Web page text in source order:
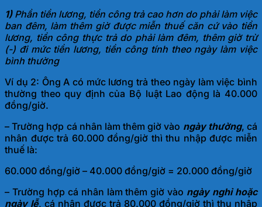
1) Phần tiền lương, tiền công trả cao hơn do phải làm việc
ban đêm, làm thêm giờ được miễn thuế căn cứ vào tiền
lương, tiền công thực trả do phải làm đêm, thêm giờ trừ
(-) đi mức tiền lương, tiền công tính theo ngày làm việc
bình thường
Ví dụ 2: Ông A có mức lương trả theo ngày làm việc bình
thường theo quy định của Bộ luật Lao động là 40.000
đồng/giờ.
– Trường hợp cá nhân làm thêm giờ vào ngày thường, cá
nhân được trả 60.000 đồng/giờ thì thu nhập được miễn
thuế là:
60.000 đồng/giờ – 40.000 đồng/giờ = 20.000 đồng/giờ
– Trường hợp cá nhân làm thêm giờ vào ngày nghỉ hoặc
ngày lễ, cá nhân được trả 80.000 đồng/giờ thì thu nhập